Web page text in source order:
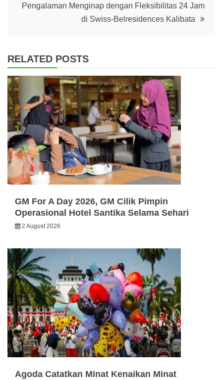
Pengalaman Menginap dengan Fleksibilitas 24 Jam
di Swiss-Belresidences Kalibata
RELATED POSTS
GM For A Day 2026, GM Cilik Pimpin
Operasional Hotel Santika Selama Sehari
2 August 2026
Agoda Catatkan Minat Kenaikan Minat